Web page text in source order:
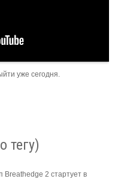
уже сегодня.
тегу)
Breathedge 2 стартует в